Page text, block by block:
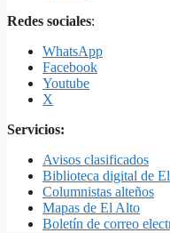
Redes sociales:
WhatsApp
Facebook
Youtube
X
Servicios:
Avisos clasificados
Biblioteca digital de
Columnistas alteños
Mapas de El Alto
Boletín de correo